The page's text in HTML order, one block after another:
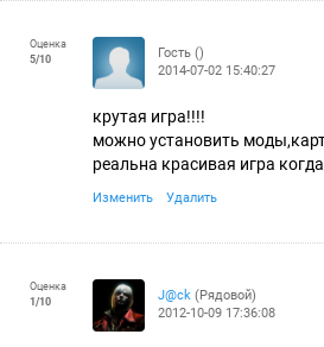
Оценка
5/10 Гость ()
2014-07-02 15:40:27
крутая игра!!!!
можно установить
реальна красивая игра
Изменить Удалить
Оценка
1 /10 J@ck (Рядовой)
2012-10-09 17:36:08